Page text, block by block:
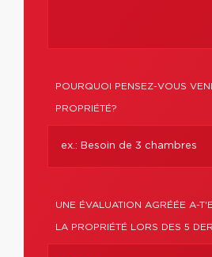
POURQUOI PENSEZ-VOUS
PROPRIÉTÉ?
UNE ÉVALUATION AGRÉÉE A-
LA PROPRIÉTÉ LORS DES 5